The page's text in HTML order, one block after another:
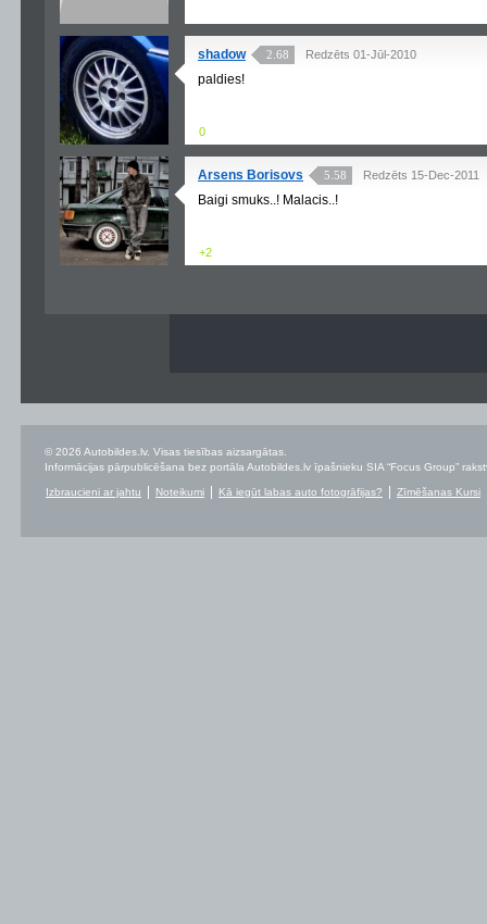
shadow 2.68 Redzēts 01-Jūl-2010
paldies!
0
Arsens Borisovs 5.58 Redzēts 15-Dec-2011
Baigi smuks..! Malacis..!
+2
© 2026 Autobildes.lv. Visas tiesības aizsargātas.
Informācijas pārpublicēšana bez portāla Autobildes.lv īpašnieku SIA “Focus Group”
Izbraucieni ar jahtu Noteikumi Kā iegūt labas auto fotogrāfijas? Zīmēšanas Kursi